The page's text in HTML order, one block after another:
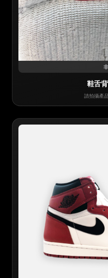
鞋舌
請拍攝產